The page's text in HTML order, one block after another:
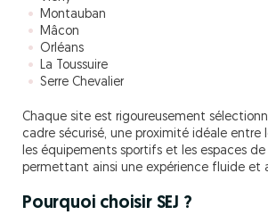
Montauban
Mâcon
Orléans
La Toussuire
Serre Chevalier
Chaque site est rigoureusement
cadre sécurisé, une proximité idéale entre
les équipements sportifs et les espaces de
permettant ainsi une expérience fluide et
Pourquoi choisir SEJ ?